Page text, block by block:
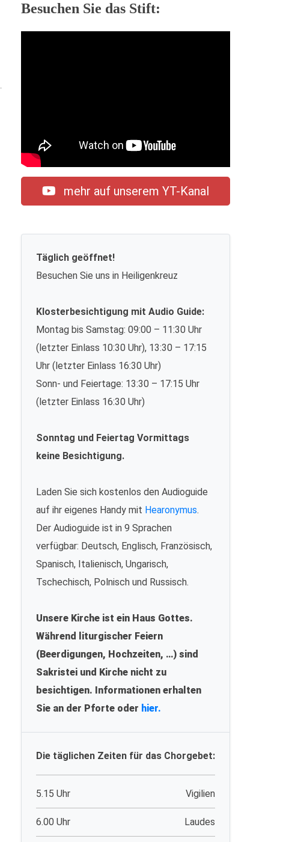
Besuchen Sie das Stift:
mehr auf unserem YT-Kanal
Täglich geöffnet!
Besuchen Sie uns in Heiligenkreuz
Klosterbesichtigung mit Audio Guide:
Montag bis Samstag: 09:00 – 11:30 Uhr
(letzter Einlass 10:30 Uhr), 13:30 – 17:15
Uhr (letzter Einlass 16:30 Uhr)
Sonn- und Feiertage: 13:30 – 17:15 Uhr
(letzter Einlass 16:30 Uhr)
Sonntag und Feiertag Vormittags
keine Besichtigung.
Laden Sie sich kostenlos den Audioguide
auf ihr eigenes Handy mit Hearonymus.
Der Audioguide ist in 9 Sprachen
verfügbar: Deutsch, Englisch, Französisch,
Spanisch, Italienisch, Ungarisch,
Tschechisch, Polnisch und Russisch.
Unsere Kirche ist ein Haus Gottes.
Während liturgischer Feiern
(Beerdigungen, Hochzeiten, …) sind
Sakristei und Kirche nicht zu
besichtigen. Informationen erhalten
Sie an der Pforte oder hier.
Die täglichen Zeiten für das Chorgebet:
5.15 Uhr Vigilien
6.00 Uhr Laudes